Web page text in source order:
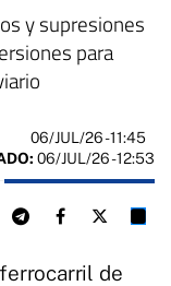
y supresiones
para
06/JUL/26- 11:45
06/JUL/26 - 12:53
de